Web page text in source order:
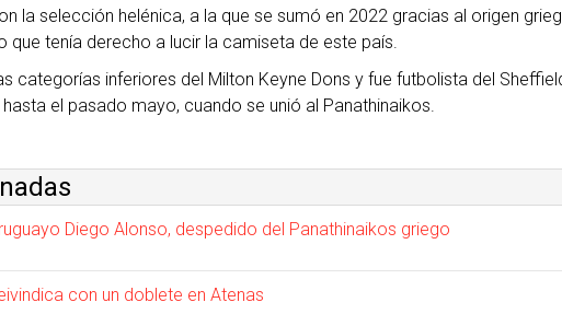
la selección helénica, a la que se sumó en 2022 gracias al origen
que tenía derecho a lucir la camiseta de este país.
categorías inferiores del Milton Keyne Dons y fue futbolista del
el pasado mayo, cuando se unió al Panathinaikos.
Diego Alonso, despedido del Panathinaikos griego
con un doblete en Atenas